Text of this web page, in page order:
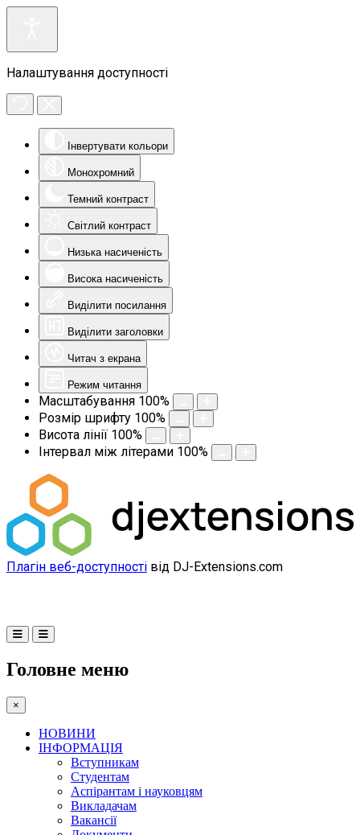
Налаштування доступності
Інвертувати кольори
Монохромний
Темний контраст
Світлий контраст
Низька насиченість
Висока насиченість
Виділити посилання
Виділити заголовки
Читач з екрана
Режим читання
Масштабування 100%
Розмір шрифту 100%
Висота лінії 100%
Інтервал між літерами 100%
Плагін веб-доступності від DJ-Extensions.com
Головне меню
×
НОВИНИ
ІНФОРМАЦІЯ
Вступникам
Студентам
Аспірантам і науковцям
Викладачам
Вакансії